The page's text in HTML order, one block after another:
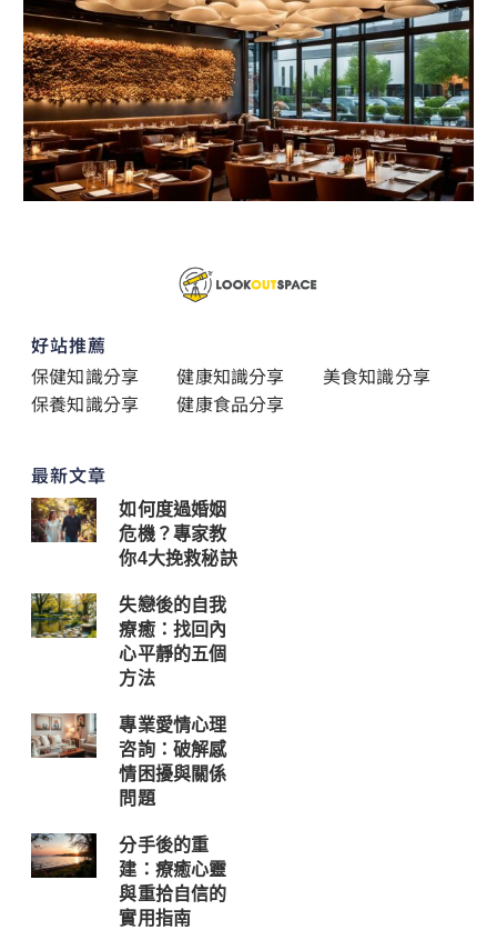
好站推薦
保健知識分享
健康知識分享
美食知識分享
保養知識分享
健康食品分享
最新文章
如何度過婚姻
危機？專家教
你4大挽救秘訣
失戀後的自我
療癒：找回內
心平靜的五個
方法
專業愛情心理
咨詢：破解感
情困擾與關係
問題
分手後的重
建：療癒心靈
與重拾自信的
實用指南